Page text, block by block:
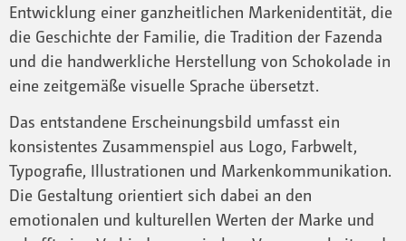
Entwicklung einer ganzheitlichen Markenidentität, die
die Geschichte der Familie, die Tradition der Fazenda
und die handwerkliche Herstellung von Schokolade in
eine zeitgemäße visuelle Sprache übersetzt.
Das entstandene Erscheinungsbild umfasst ein
konsistentes Zusammenspiel aus Logo, Farbwelt,
Typografie, Illustrationen und Markenkommunikation.
Die Gestaltung orientiert sich dabei an den
emotionalen und kulturellen Werten der Marke und